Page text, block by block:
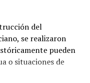
del
se realizaron
pueden
o situaciones de